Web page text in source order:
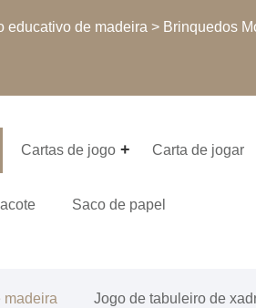
educativo de madeira > Brinquedos
Cartas de jogo Carta de jogar
Saco de papel
madeira Jogo de tabuleiro de